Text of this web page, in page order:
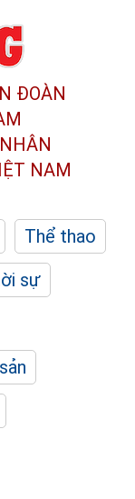
ĐOÀN
NAM
Thể thao
sự